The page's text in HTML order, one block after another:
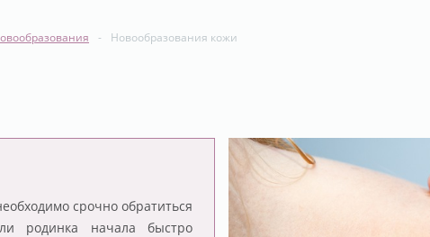
Новообразования кожи
срочно обратиться
родинка начала быстро